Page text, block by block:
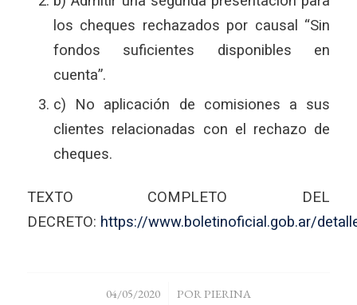
los cheques rechazados por causal “Sin
fondos suficientes disponibles en
cuenta”.
c) No aplicación de comisiones a sus
clientes relacionadas con el rechazo de
cheques.
TEXTO COMPLETO DEL
DECRETO: https://www.boletinoficial.gob.ar/
04/05/2020
/ PORPIERINA